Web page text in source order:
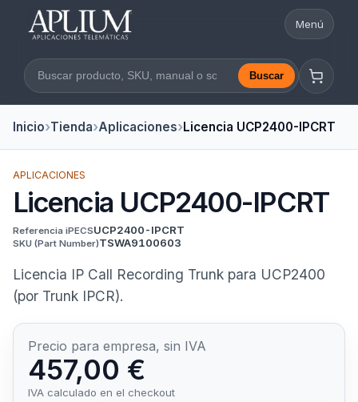
Abrir
Menú
Buscar en la web Buscar
Inicio Tienda Aplicaciones Licencia UCP2400-IPCRT
APLICACIONES
Licencia UCP2400-IPCRT
Referencia iPECSUCP2400-IPCRT
SKU (Part Number)TSWA9100603
Licencia IP Call Recording Trunk para UCP2400
(por Trunk IPCR).
Precio para empresa, sin IVA
457,00 €
IVA calculado en el checkout